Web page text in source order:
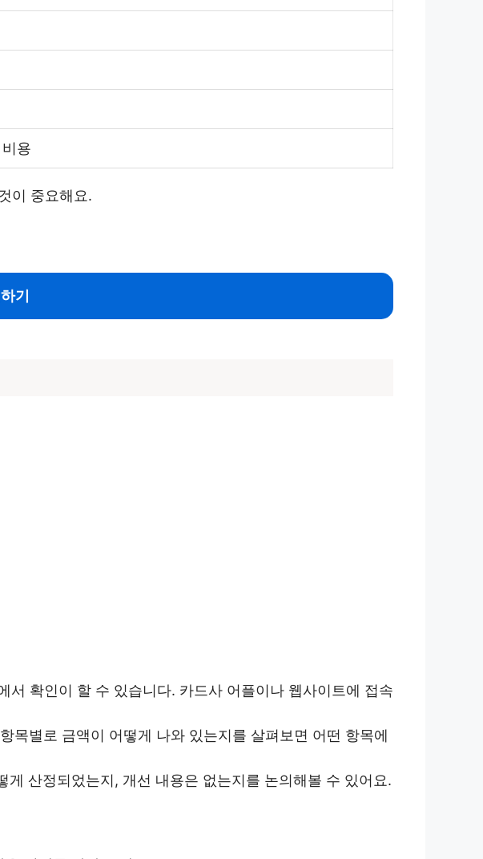
용
이 중요해요.
기
확인이 할 수 있습니다. 카드사 어플이나 웹사이트에 접속
목별로 금액이 어떻게 나와 있는지를 살펴보면 어떤 항목에
산정되었는지, 개선 내용은 없는지를 논의해볼 수 있어요.